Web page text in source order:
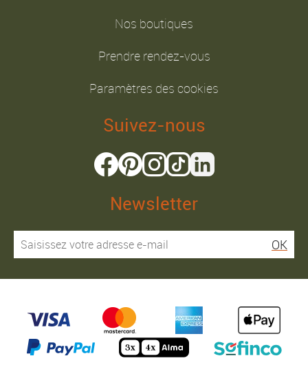
Nos boutiques
Prendre rendez-vous
Paramètres des cookies
Suivez-nous
Newsletter
OK